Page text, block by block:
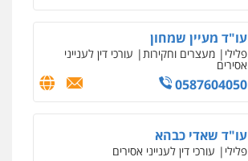
עו"ד מעיין שמחון
פלילי מעצרים וחקירות עורכי דין לענייני
אסירים
0587604050
עו"ד שאדי כבהא
פלילי עורכי דין לענייני אסירים